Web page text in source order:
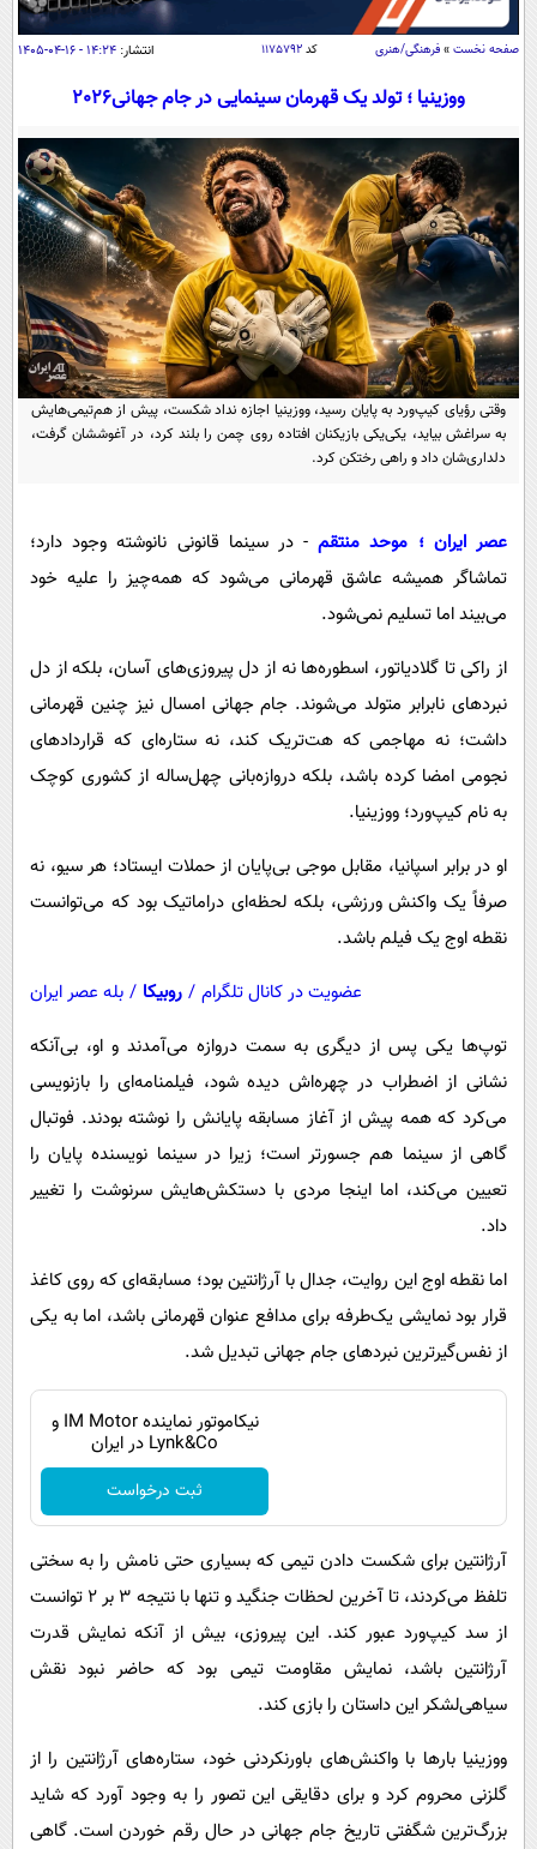
اقتصاد
اقتصادی
جامعه
حوادث
سلامت
یک برش دانایی
محیط زیست
سفر و تفریح
بین الملل
سیاست خارجی
فرهنگ و هنر
علم و دانش
فناوری و It
علمی
اخبار کریپتو
قرآن
گوناگون
سرگرمی
باشگاه مغز
مجله تصویری سلاح
فیلم
اقتصاد
سرگرمی
فناوری
حوادث
سلامت
بین الملل
اجتماعی
سیاست خارجی
عصر ایران 2
خواندنی ها و دیدنی ها
پیامک
روانشناسی
دانلود
صفحه نخست » فرهنگی/هنری کد ۱۱۷۵۷۹۲ انتشار: ۱۴:۲۴ - ۱۶-۰۴-۱۴۰۵
ووزینیا ؛ تولد یک قهرمان سینمایی در جام جهانی2026
وقتی رؤیای کیپ‌ورد به پایان رسید، ووزینیا اجازه نداد شکست، پیش از هم‌تیمی‌هایش
به سراغش بیاید، یکی‌یکی بازیکنان افتاده روی چمن را بلند کرد، در آغوششان گرفت،
دلداری‌شان داد و راهی رختکن کرد.
عصر ایران ؛ موحد منتقم - در سینما قانونی نانوشته وجود دارد؛
تماشاگر همیشه عاشق قهرمانی می‌شود که همه‌چیز را علیه خود
می‌بیند اما تسلیم نمی‌شود.
از راکی تا گلادیاتور، اسطوره‌ها نه از دل پیروزی‌های آسان، بلکه از دل
نبردهای نابرابر متولد می‌شوند. جام جهانی امسال نیز چنین قهرمانی
داشت؛ نه مهاجمی که هت‌تریک کند، نه ستاره‌ای که قراردادهای
نجومی امضا کرده باشد، بلکه دروازه‌بانی چهل‌ساله از کشوری کوچک
به نام کیپ‌ورد؛ ووزینیا.
او در برابر اسپانیا، مقابل موجی بی‌پایان از حملات ایستاد؛ هر سیو، نه
صرفاً یک واکنش ورزشی، بلکه لحظه‌ای دراماتیک بود که می‌توانست
نقطه اوج یک فیلم باشد.
عضویت در کانال تلگرام / روبیکا / بله عصر ایران
توپ‌ها یکی پس از دیگری به سمت دروازه می‌آمدند و او، بی‌آنکه
نشانی از اضطراب در چهره‌اش دیده شود، فیلمنامه‌ای را بازنویسی
می‌کرد که همه پیش از آغاز مسابقه پایانش را نوشته بودند. فوتبال
گاهی از سینما هم جسورتر است؛ زیرا در سینما نویسنده پایان را
تعیین می‌کند، اما اینجا مردی با دستکش‌هایش سرنوشت را تغییر
داد.
اما نقطه اوج این روایت، جدال با آرژانتین بود؛ مسابقه‌ای که روی کاغذ
قرار بود نمایشی یک‌طرفه برای مدافع عنوان قهرمانی باشد، اما به یکی
از نفس‌گیرترین نبردهای جام جهانی تبدیل شد.
نیکاموتور نماینده IM Motor و
Lynk&Co در ایران
ثبت درخواست
آرژانتین برای شکست دادن تیمی که بسیاری حتی نامش را به سختی
تلفظ می‌کردند، تا آخرین لحظات جنگید و تنها با نتیجه ۳ بر ۲ توانست
از سد کیپ‌ورد عبور کند. این پیروزی، بیش از آنکه نمایش قدرت
آرژانتین باشد، نمایش مقاومت تیمی بود که حاضر نبود نقش
سیاهی‌لشکر این داستان را بازی کند.
ووزینیا بارها با واکنش‌های باورنکردنی خود، ستاره‌های آرژانتین را از
گلزنی محروم کرد و برای دقایقی این تصور را به وجود آورد که شاید
بزرگ‌ترین شگفتی تاریخ جام جهانی در حال رقم خوردن است. گاهی